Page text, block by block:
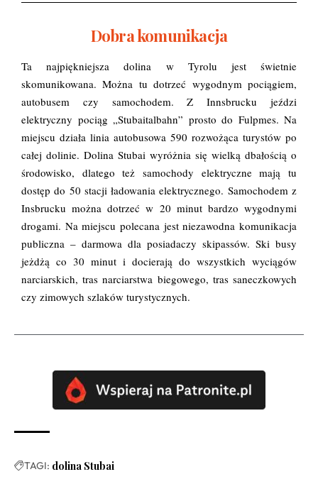
Dobra komunikacja
Ta najpiękniejsza dolina w Tyrolu jest świetnie
skomunikowana. Można tu dotrzeć wygodnym pociągiem,
autobusem czy samochodem. Z Innsbrucku jeździ
elektryczny pociąg „Stubaitalbahn” prosto do Fulpmes. Na
miejscu działa linia autobusowa 590 rozwożąca turystów po
całej dolinie. Dolina Stubai wyróżnia się wielką dbałością o
środowisko, dlatego też samochody elektryczne mają tu
dostęp do 50 stacji ładowania elektrycznego. Samochodem z
Insbrucku można dotrzeć w 20 minut bardzo wygodnymi
drogami. Na miejscu polecana jest niezawodna komunikacja
publiczna – darmowa dla posiadaczy skipassów. Ski busy
jeżdżą co 30 minut i docierają do wszystkich wyciągów
narciarskich, tras narciarstwa biegowego, tras saneczkowych
czy zimowych szlaków turystycznych.
TAGI: dolina Stubai